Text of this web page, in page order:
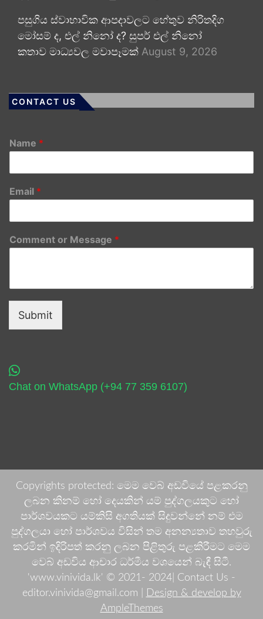
පසුගිය ස්වාභාවික ආපදාවලට හේතුව නිරිතදිග
මෝසම් ද, එල් නිනෝ ද? සුපර් එල් නිනෝ
කතාව මාධ්‍යවල මවාපෑමක් August 9, 2026
CONTACT US
Name *
Email *
Comment or Message *
Submit
Chat on WhatsApp (+94 77 359 6107)
Copyrights protected: මෙම වෙබ් අඩවියේ පළකරනු
ලබන කිනම් හෝ දෙයකින් යම් පුද්ගලයකුට හෝ
පාර්ශවයකට යම්කිසි අගතියක් සිදුවන්නේ නම් එම
පුද්ගලයා හෝ පාර්ශවය විසින් තම අනන්‍යතාව තහවුරු
කරමින් ඉදිරිපත් කරනු ලබන පිළිතුරු පළකිරීමට මෙම
වෙබ් අඩවිය ආචාර ධර්මීය වශයෙන් බැඳී සිටී.
'www.vinivida.lk' © 2021- 2024| Contact Us -
editor.vinivida@gmail.com |
Design & develop by
AmpleThemes